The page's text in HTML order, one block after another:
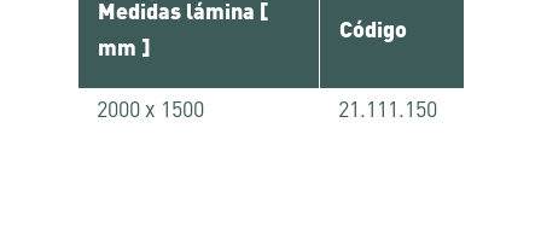
Medidas lámina [
mm ]
Código
2000 x 1500 21.111.150